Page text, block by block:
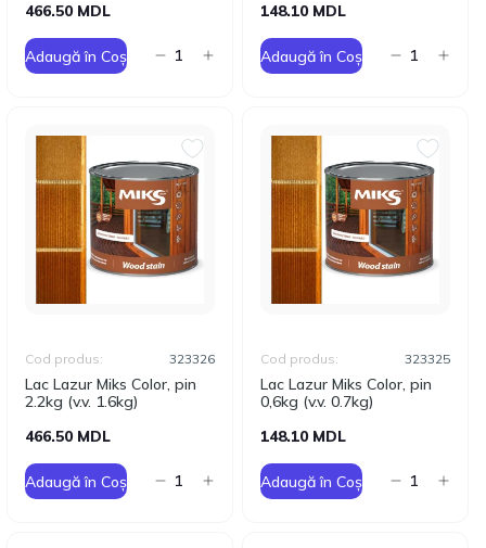
466.50 MDL
Adaugă în Coș
148.10 MDL
Adaugă în Coș
Lac Lazur Miks Color, pin
2.2kg (v.v. 1.6kg)
Cod produs: 323326
466.50 MDL
Adaugă în Coș
Lac Lazur Miks Color, pin
0,6kg (v.v. 0.7kg)
Cod produs: 323325
148.10 MDL
Adaugă în Coș